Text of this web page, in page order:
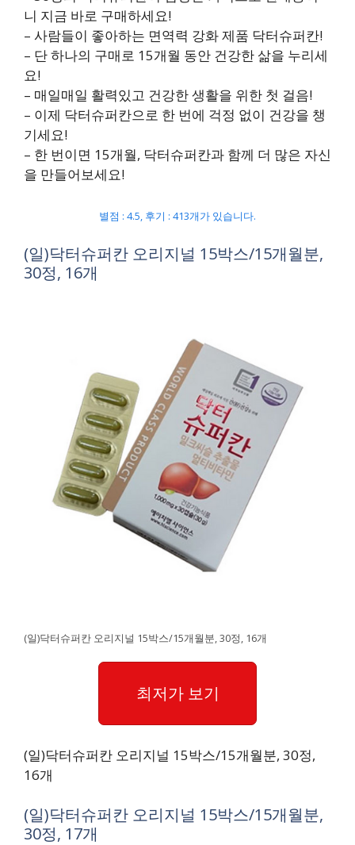
니 지금 바로 구매하세요!
– 사람들이 좋아하는 면역력 강화 제품 닥터슈퍼칸!
– 단 하나의 구매로 15개월 동안 건강한 삶을 누리세
요!
– 매일매일 활력있고 건강한 생활을 위한 첫 걸음!
– 이제 닥터슈퍼칸으로 한 번에 걱정 없이 건강을 챙
기세요!
– 한 번이면 15개월, 닥터슈퍼칸과 함께 더 많은 자신
을 만들어보세요!
별점 : 4.5, 후기 : 413개가 있습니다.
(일)닥터슈퍼칸 오리지널 15박스/15개월분,
30정, 16개
(일)닥터슈퍼칸 오리지널 15박스/15개월분, 30정, 16개
최저가 보기
(일)닥터슈퍼칸 오리지널 15박스/15개월분, 30정,
16개
(일)닥터슈퍼칸 오리지널 15박스/15개월분,
30정, 17개